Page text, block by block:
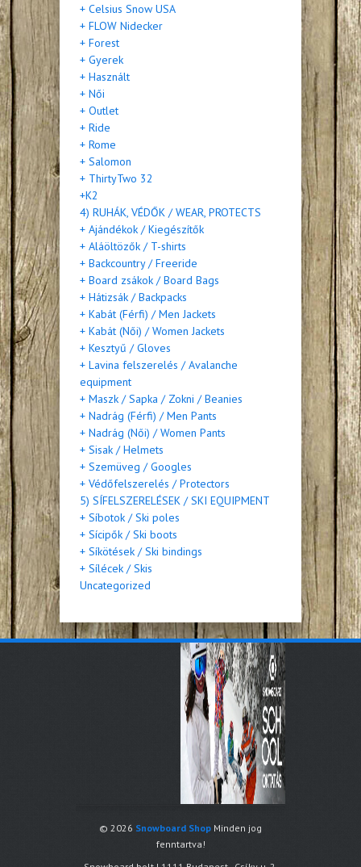
+ Celsius Snow USA
+ FLOW Nidecker
+ Forest
+ Gyerek
+ Használt
+ Női
+ Outlet
+ Ride
+ Rome
+ Salomon
+ ThirtyTwo 32
+K2
4) RUHÁK, VÉDŐK / WEAR, PROTECTS
+ Ajándékok / Kiegészítők
+ Aláöltözők / T-shirts
+ Backcountry / Freeride
+ Board zsákok / Board Bags
+ Hátizsák / Backpacks
+ Kabát (Férfi) / Men Jackets
+ Kabát (Női) / Women Jackets
+ Kesztyű / Gloves
+ Lavina felszerelés / Avalanche
equipment
+ Maszk / Sapka / Zokni / Beanies
+ Nadrág (Férfi) / Men Pants
+ Nadrág (Női) / Women Pants
+ Sisak / Helmets
+ Szemüveg / Googles
+ Védőfelszerelés / Protectors
5) SÍFELSZERELÉSEK / SKI EQUIPMENT
+ Síbotok / Ski poles
+ Sícipők / Ski boots
+ Síkötések / Ski bindings
+ Sílécek / Skis
Uncategorized
© 2026 Snowboard Shop Minden jog
fenntartva!